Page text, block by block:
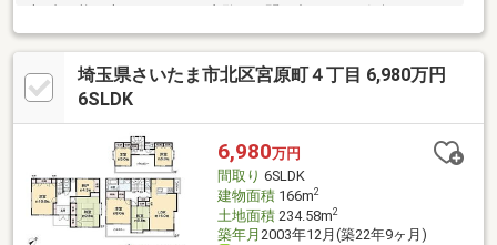
ぞ。
埼玉県さいたま市北区宮原町４丁目 6,980万円
6SLDK
6,980万円
間取り 6SLDK
建物面積166m2
土地面積234.58m2
築年月 2003年12月(築22年9ヶ月)